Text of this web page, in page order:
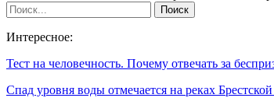
Интересное:
Тест на человечность. Почему отвечать за
Спад уровня воды отмечается на реках Брестской